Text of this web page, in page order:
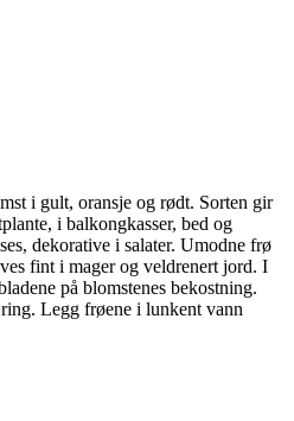
i gult, oransje og rødt. Sorten gir
i balkongkasser, bed og
dekorative i salater. Umodne frø
fint i mager og veldrenert jord. I
på blomstenes bekostning.
Legg frøene i lunkent vann